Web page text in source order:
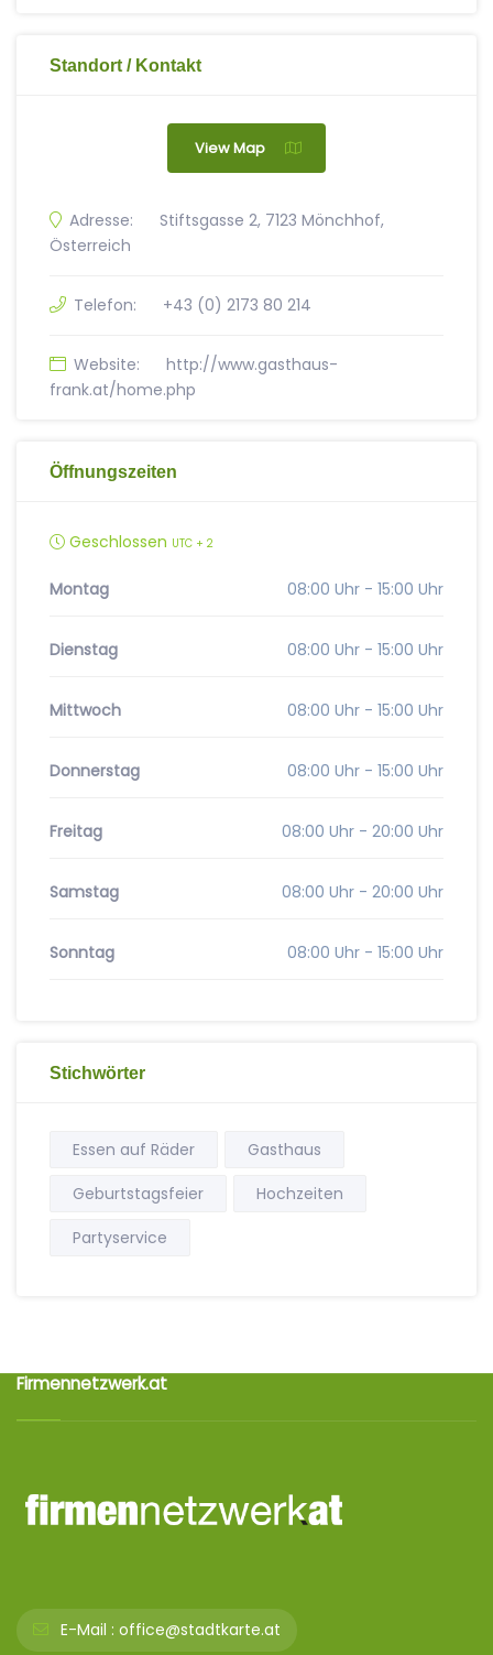
Standort / Kontakt
View Map
Adresse:
Stiftsgasse 2, 7123 Mönchhof,
Österreich
Telefon: +43 (0) 2173 80 214
Website:
http://www.gasthaus-
frank.at/home.php
Öffnungszeiten
Geschlossen UTC + 2
Montag 08:00 Uhr - 15:00 Uhr
Dienstag 08:00 Uhr - 15:00 Uhr
Mittwoch 08:00 Uhr - 15:00 Uhr
Donnerstag 08:00 Uhr - 15:00 Uhr
Freitag 08:00 Uhr - 20:00 Uhr
Samstag 08:00 Uhr - 20:00 Uhr
Sonntag 08:00 Uhr - 15:00 Uhr
Stichwörter
Essen auf Räder
Gasthaus
Geburtstagsfeier
Hochzeiten
Partyservice
Firmennetzwerk.at
E-Mail : office@stadtkarte.at